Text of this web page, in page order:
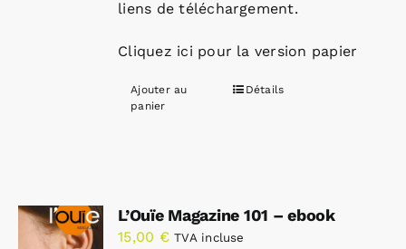
liens de téléchargement.
Cliquez ici pour la version papier
Ajouter au
panier
Détails
L’Ouïe Magazine 101 – ebook
15,00 € TVA incluse